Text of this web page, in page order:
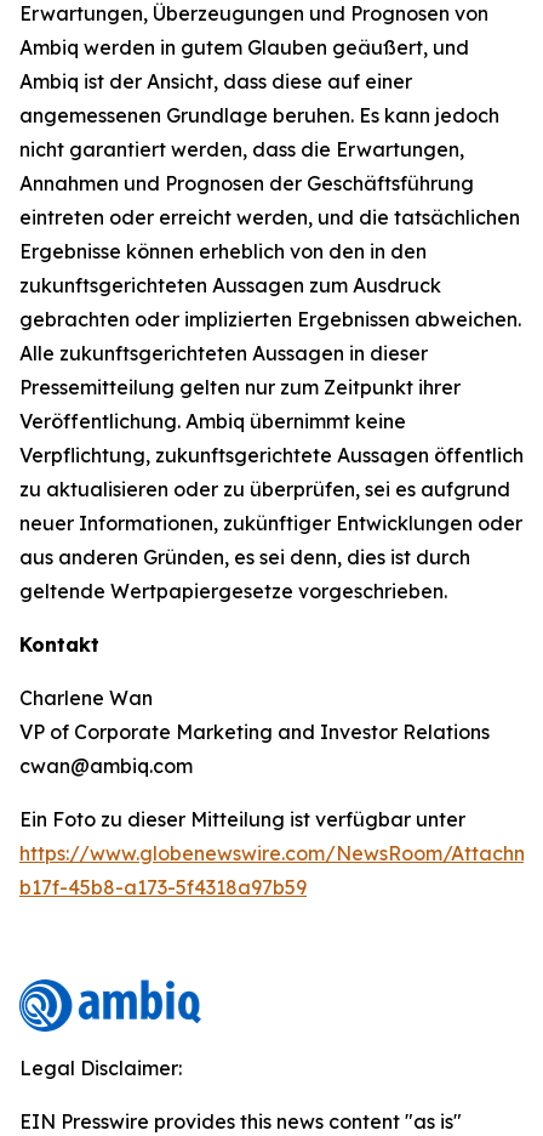
Erwartungen, Überzeugungen und Prognosen von
Ambiq werden in gutem Glauben geäußert, und
Ambiq ist der Ansicht, dass diese auf einer
angemessenen Grundlage beruhen. Es kann jedoch
nicht garantiert werden, dass die Erwartungen,
Annahmen und Prognosen der Geschäftsführung
eintreten oder erreicht werden, und die tatsächlichen
Ergebnisse können erheblich von den in den
zukunftsgerichteten Aussagen zum Ausdruck
gebrachten oder implizierten Ergebnissen abweichen.
Alle zukunftsgerichteten Aussagen in dieser
Pressemitteilung gelten nur zum Zeitpunkt ihrer
Veröffentlichung. Ambiq übernimmt keine
Verpflichtung, zukunftsgerichtete Aussagen öffentlich
zu aktualisieren oder zu überprüfen, sei es aufgrund
neuer Informationen, zukünftiger Entwicklungen oder
aus anderen Gründen, es sei denn, dies ist durch
geltende Wertpapiergesetze vorgeschrieben.
Kontakt
Charlene Wan
VP of Corporate Marketing and Investor Relations
cwan@ambiq.com
Ein Foto zu dieser Mitteilung ist verfügbar unter
https://www.globenewswire.com/NewsRoom/
b17f-45b8-a173-5f4318a97b59
Legal Disclaimer:
EIN Presswire provides this news content "as is"